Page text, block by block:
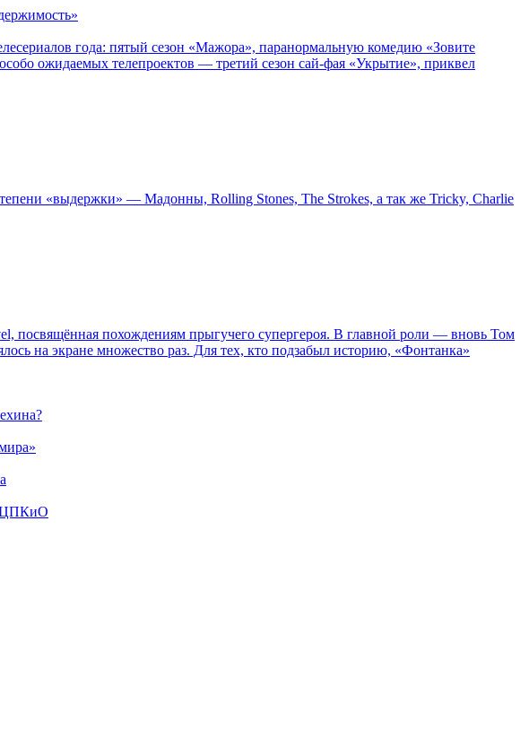
года: пятый сезон «Мажора», паранормальную комедию «Зовите
ожидаемых телепроектов — третий сезон сай-фая «Укрытие», приквел
«выдержки» — Мадонны, Rolling Stones, The Strokes, а так же Tricky, Charlie
посвящённая похождениям прыгучего супергероя. В главной роли — вновь Том
на экране множество раз. Для тех, кто подзабыл историю, «Фонтанка»
ЦПКиО